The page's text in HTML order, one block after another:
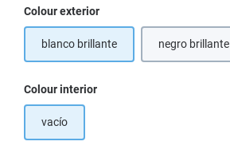
Seleccione
Colour exterior
blanco brillante negro brillante
Seleccione
Colour interior
vacío